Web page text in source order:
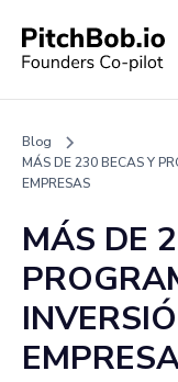
Blog
MÁS DE 230 BECAS Y
EMPRESAS
MÁS DE